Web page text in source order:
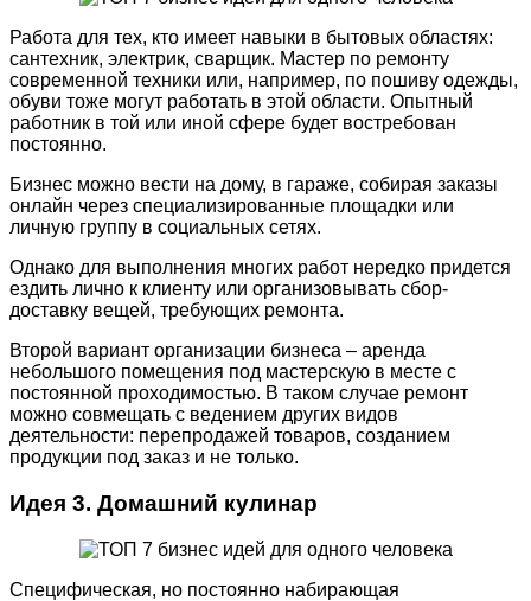
Работа для тех, кто имеет навыки в бытовых областях:
сантехник, электрик, сварщик. Мастер по ремонту
современной техники или, например, по пошиву одежды,
обуви тоже могут работать в этой области. Опытный
работник в той или иной сфере будет востребован
постоянно.
Бизнес можно вести на дому, в гараже, собирая заказы
онлайн через специализированные площадки или
личную группу в социальных сетях.
Однако для выполнения многих работ нередко придется
ездить лично к клиенту или организовывать сбор-
доставку вещей, требующих ремонта.
Второй вариант организации бизнеса – аренда
небольшого помещения под мастерскую в месте с
постоянной проходимостью. В таком случае ремонт
можно совмещать с ведением других видов
деятельности: перепродажей товаров, созданием
продукции под заказ и не только.
Идея 3. Домашний кулинар
Специфическая, но постоянно набирающая